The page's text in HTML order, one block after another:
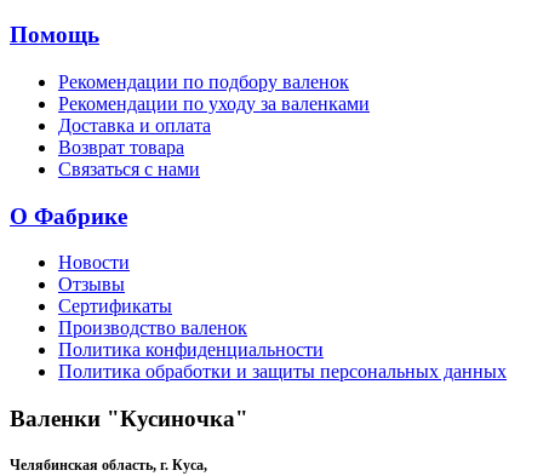
Помощь
Рекомендации по подбору валенок
Рекомендации по уходу за валенками
Доставка и оплата
Возврат товара
Связаться с нами
О Фабрике
Новости
Отзывы
Сертификаты
Производство валенок
Политика конфиденциальности
Политика обработки и защиты персональных данных
Валенки "Кусиночка"
Челябинская область, г. Куса,